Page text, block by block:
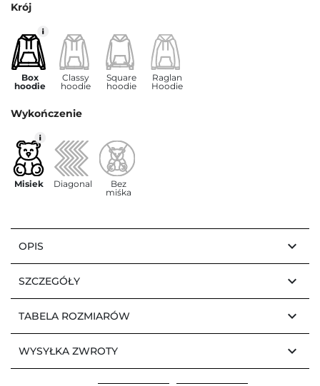
Krój
Box
hoodie
Classy
hoodie
Square
hoodie
Raglan
Hoodie
Wykończenie
Misiek Diagonal
Bez
miśka
OPIS keyboard_arrow_down
SZCZEGÓŁY keyboard_arrow_down
TABELA ROZMIARÓW keyboard_arrow_down
WYSYŁKA ZWROTY keyboard_arrow_down